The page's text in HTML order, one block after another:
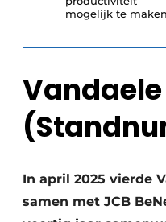
mogelijk te
In april 2025 vierde
samen met JCB